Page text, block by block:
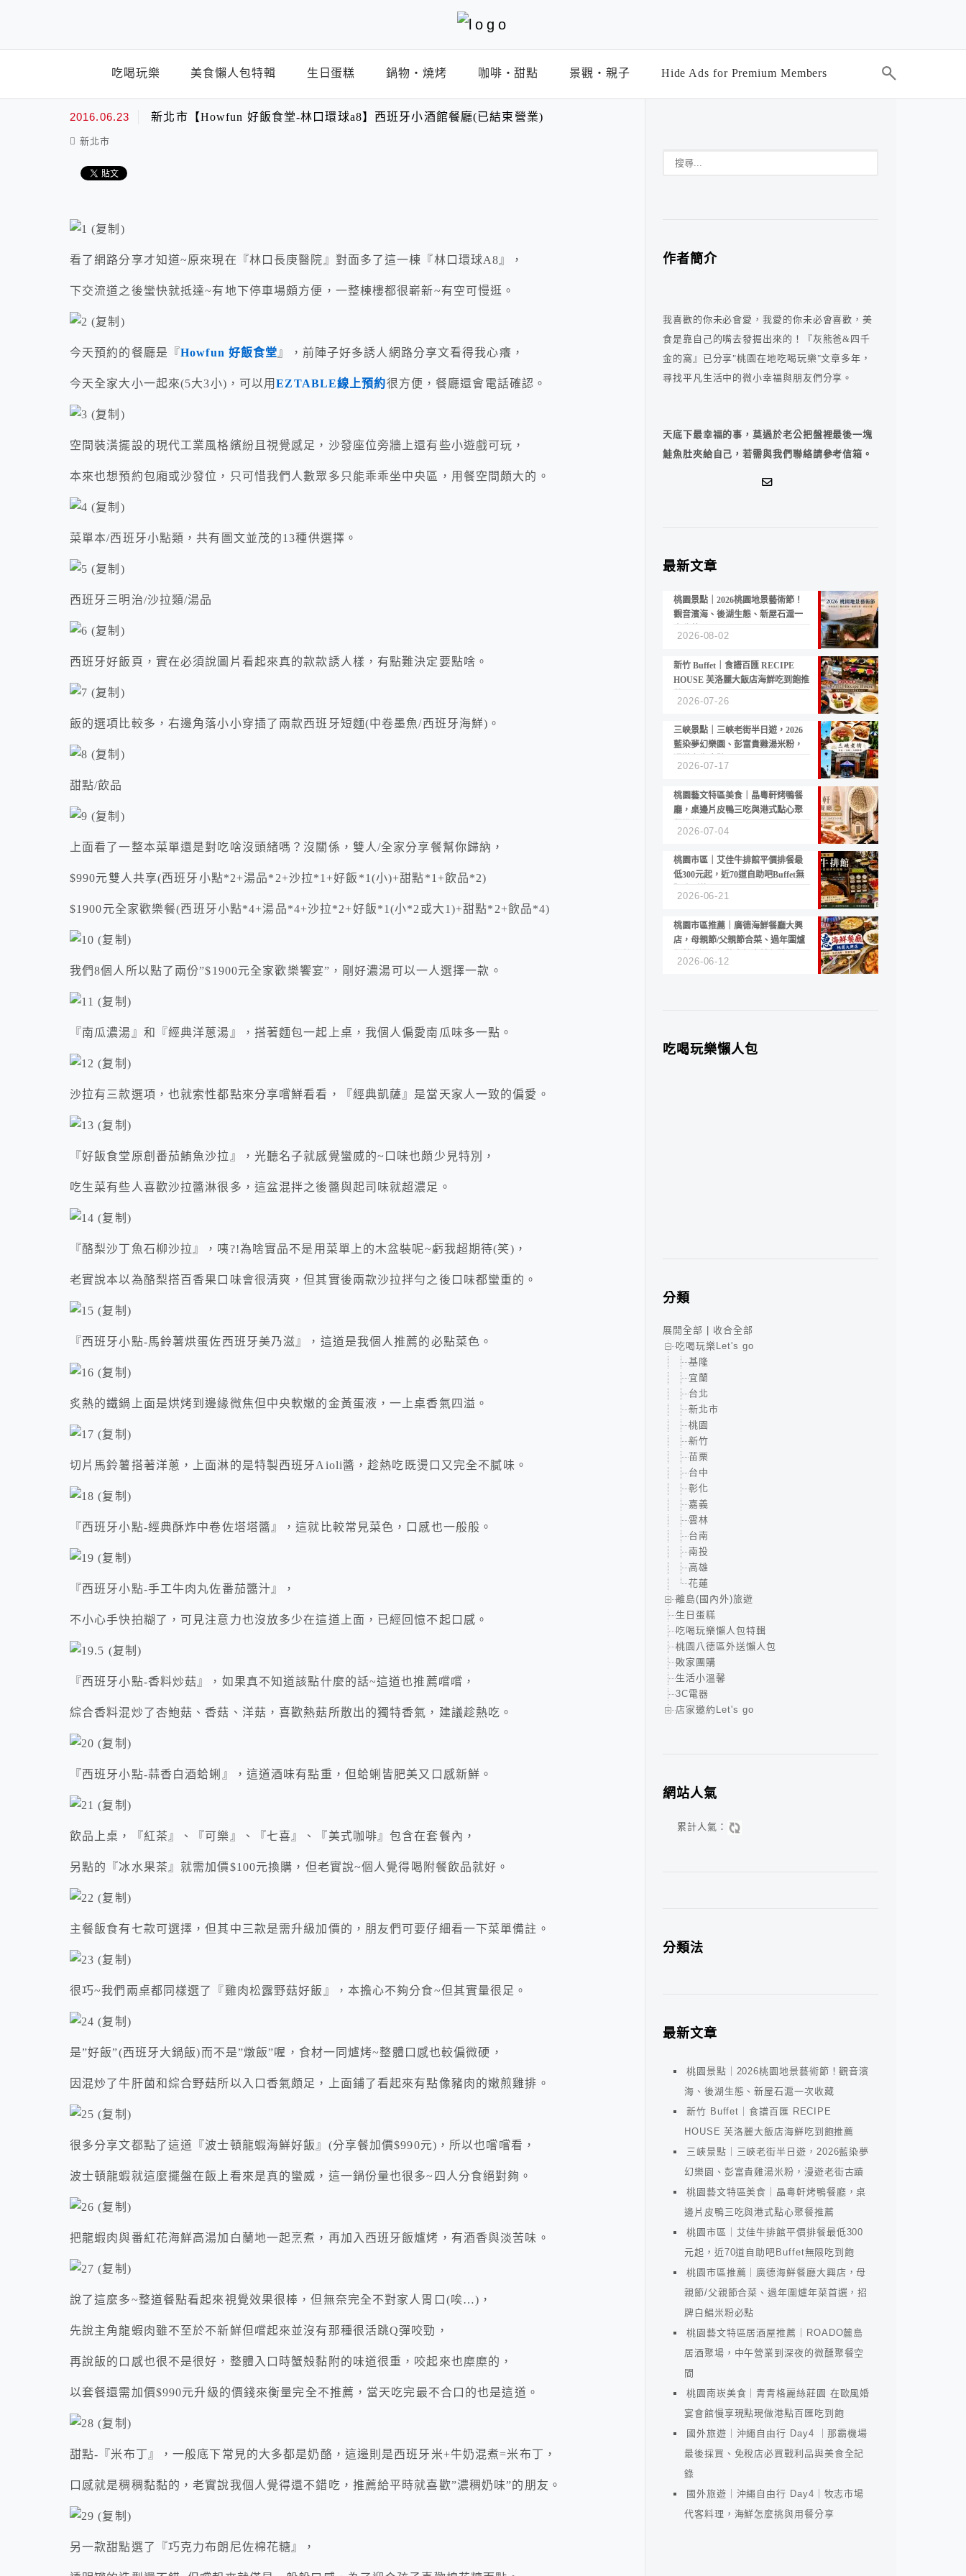
吃喝玩樂 美食懶人包特輯 生日蛋糕 鍋物‧燒烤 咖啡‧甜點 景觀‧親子 Hide Ads for Premium Members
2016.06.23 新北市【Howfun 好飯食堂-林口環球a8】西班牙小酒館餐廳(已結束營業)
新北市
看了網路分享才知道~原來現在『林口長庚醫院』對面多了這一棟『林口環球A8』，
下交流道之後蠻快就抵達~有地下停車場頗方便，一整棟樓都很嶄新~有空可慢逛。
今天預約的餐廳是『Howfun 好飯食堂 』，前陣子好多誘人網路分享文看得我心癢，
今天全家大小一起來(5大3小)，可以用EZTABLE線上預約很方便，餐廳還會電話確認。
空間裝潢擺設的現代工業風格繽紛且視覺感足，沙發座位旁牆上還有些小遊戲可玩，
本來也想預約包廂或沙發位，只可惜我們人數眾多只能乖乖坐中央區，用餐空間頗大的。
菜單本/西班牙小點類，共有圖文並茂的13種供選擇。
西班牙三明治/沙拉類/湯品
西班牙好飯頁，實在必須說圖片看起來真的款款誘人樣，有點難決定要點啥。
飯的選項比較多，右邊角落小小穿插了兩款西班牙短麵(中卷墨魚/西班牙海鮮)。
甜點/飲品
上面看了一整本菜單還是對吃啥沒頭緒嗎？沒關係，雙人/全家分享餐幫你歸納，
$990元雙人共享(西班牙小點*2+湯品*2+沙拉*1+好飯*1(小)+甜點*1+飲品*2)
$1900元全家歡樂餐(西班牙小點*4+湯品*4+沙拉*2+好飯*1(小*2或大1)+甜點*2+飲品*4)
我們8個人所以點了兩份”$1900元全家歡樂饗宴”，剛好濃湯可以一人選擇一款。
『南瓜濃湯』和『經典洋蔥湯』，搭著麵包一起上桌，我個人偏愛南瓜味多一點。
沙拉有三款選項，也就索性都點來分享嚐鮮看看，『經典凱薩』是當天家人一致的偏愛。
『好飯食堂原創番茄鮪魚沙拉』，光聽名子就感覺蠻威的~口味也頗少見特別，
吃生菜有些人喜歡沙拉醬淋很多，這盆混拌之後醬與起司味就超濃足。
『酪梨沙丁魚石柳沙拉』，咦?!為啥實品不是用菜單上的木盆裝呢~虧我超期待(笑)，
老實說本以為酪梨搭百香果口味會很清爽，但其實後兩款沙拉拌勻之後口味都蠻重的。
『西班牙小點-馬鈴薯烘蛋佐西班牙美乃滋』，這道是我個人推薦的必點菜色。
炙熱的鐵鍋上面是烘烤到邊緣微焦但中央軟嫩的金黃蛋液，一上桌香氣四溢。
切片馬鈴薯搭著洋蔥，上面淋的是特製西班牙Aioli醬，趁熱吃既燙口又完全不膩味。
『西班牙小點-經典酥炸中卷佐塔塔醬』，這就比較常見菜色，口感也一般般。
『西班牙小點-手工牛肉丸佐番茄醬汁』，
不小心手快拍糊了，可見注意力也沒放多少在這道上面，已經回憶不起口感。
『西班牙小點-香料炒菇』，如果真不知道該點什麼的話~這道也推薦嚐嚐，
綜合香料混炒了杏鮑菇、香菇、洋菇，喜歡熱菇所散出的獨特香氣，建議趁熱吃。
『西班牙小點-蒜香白酒蛤蜊』，這道酒味有點重，但蛤蜊皆肥美又口感新鮮。
飲品上桌，『紅茶』、『可樂』、『七喜』、『美式咖啡』包含在套餐內，
另點的『冰水果茶』就需加價$100元換購，但老實說~個人覺得喝附餐飲品就好。
主餐飯食有七款可選擇，但其中三款是需升級加價的，朋友們可要仔細看一下菜單備註。
很巧~我們兩桌都同樣選了『雞肉松露野菇好飯』，本擔心不夠分食~但其實量很足。
是”好飯”(西班牙大鍋飯)而不是”燉飯”喔，食材一同爐烤~整體口感也較偏微硬，
因混炒了牛肝菌和綜合野菇所以入口香氣頗足，上面鋪了看起來有點像豬肉的嫩煎雞排。
很多分享文都點了這道『波士頓龍蝦海鮮好飯』(分享餐加價$990元)，所以也嚐嚐看，
波士頓龍蝦就這麼擺盤在飯上看來是真的蠻威，這一鍋份量也很多~四人分食絕對夠。
把龍蝦肉與番紅花海鮮高湯加白蘭地一起烹煮，再加入西班牙飯爐烤，有酒香與淡苦味。
說了這麼多~整道餐點看起來視覺效果很棒，但無奈完全不對家人胃口(唉…)，
先說主角龍蝦肉雖不至於不新鮮但嚐起來並沒有那種很活跳Q彈咬勁，
再說飯的口感也很不是很好，整體入口時蟹殼黏附的味道很重，咬起來也糜糜的，
以套餐還需加價$990元升級的價錢來衡量完全不推薦，當天吃完最不合口的也是這道。
甜點-『米布丁』，一般底下常見的大多都是奶酪，這邊則是西班牙米+牛奶混煮=米布丁，
口感就是稠稠黏黏的，老實說我個人覺得還不錯吃，推薦給平時就喜歡”濃稠奶味”的朋友。
另一款甜點選了『巧克力布朗尼佐棉花糖』，
作者簡介
我喜歡的你未必會愛，我愛的你未必會喜歡，美
食是靠自己的嘴去發掘出來的！『灰熊爸&四千
金的窩』已分享"桃園在地吃喝玩樂"文章多年，
尋找平凡生活中的微小幸福與朋友們分享。
天底下最幸福的事，莫過於老公把盤裡最後一塊
鮭魚肚夾給自己，若需與我們聯絡請參考信箱。
最新文章
桃園景點｜2026桃園地景藝術節！
觀音濱海、後湖生態、新屋石滬一
2026-08-02
新竹 Buffet｜食譜百匯 RECIPE
HOUSE 芙洛麗大飯店海鮮吃到飽推
2026-07-26
三峽景點｜三峽老街半日遊，2026
藍染夢幻樂園、彭富貴雞湯米粉，
2026-07-17
桃園藝文特區美食｜晶粵軒烤鴨餐
廳，桌邊片皮鴨三吃與港式點心聚
2026-07-04
桃園市區｜艾佳牛排館平價排餐最
低300元起，近70道自助吧Buffet無
2026-06-21
桃園市區推薦｜廣德海鮮餐廳大興
店，母親節/父親節合菜、過年圍爐
2026-06-12
吃喝玩樂懶人包
分類
展開全部
收合全部
吃喝玩樂Let's go
基隆
宜蘭
台北
新北市
桃園
新竹
苗栗
台中
彰化
嘉義
雲林
台南
南投
高雄
花蓮
離島(國內外)旅遊
生日蛋糕
吃喝玩樂懶人包特輯
桃園八德區外送懶人包
敗家團購
生活小溫馨
3C電器
店家邀約Let's go
網站人氣
累計人氣：
分類法
最新文章
桃園景點｜2026桃園地景藝術節！觀音濱
海、後湖生態、新屋石滬一次收藏
新竹 Buffet｜食譜百匯 RECIPE
HOUSE 芙洛麗大飯店海鮮吃到飽推薦
三峽景點｜三峽老街半日遊，2026藍染夢
幻樂園、彭富貴雞湯米粉，漫遊老街古蹟
桃園藝文特區美食｜晶粵軒烤鴨餐廳，桌
邊片皮鴨三吃與港式點心聚餐推薦
桃園市區｜艾佳牛排館平價排餐最低300
元起，近70道自助吧Buffet無限吃到飽
桃園市區推薦｜廣德海鮮餐廳大興店，母
親節/父親節合菜、過年圍爐年菜首選，招
牌白鯧米粉必點
桃園藝文特區居酒屋推薦｜ROADO麓島
居酒聚場，中午營業到深夜的微醺聚餐空
間
桃園南崁美食｜青青格麗絲莊園 在歐風婚
宴會館慢享現點現做港點百匯吃到飽
國外旅遊｜沖繩自由行 Day4 ｜那霸機場
最後採買、免稅店必買戰利品與美食全記
錄
國外旅遊｜沖繩自由行 Day4｜牧志市場
代客料理，海鮮怎麼挑與用餐分享